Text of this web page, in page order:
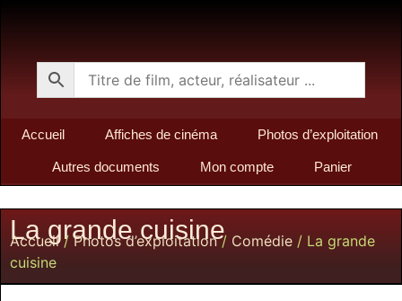
Accueil Affiches de cinéma Photos d’exploitation
Autres documents Mon compte Panier
La grande cuisine
Accueil/Photos d’exploitation/ Comédie / La grande
cuisine